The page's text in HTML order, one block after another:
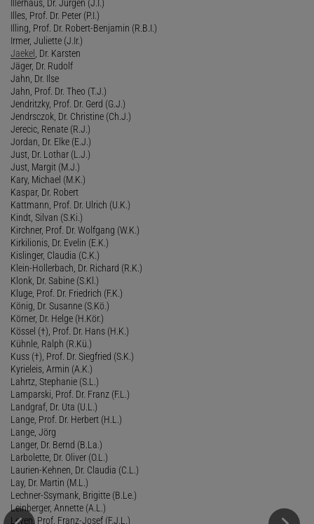
Illerhaus, Dr. Jürgen (J.I.)
Illes, Prof. Dr. Peter (P.I.)
Illing, Prof. Dr. Robert-Benjamin (R.B.I.)
Irmer, Juliette (J.Ir.)
Jaekel , Dr. Karsten
Jäger, Dr. Rudolf
Jahn, Dr. Ilse
Jahn, Prof. Dr. Theo (T.J.)
Jendritzky, Prof. Dr. Gerd (G.J.)
Jendrsczok, Dr. Christine (Ch.J.)
Jerecic, Renate (R.J.)
Jordan, Dr. Elke (E.J.)
Just, Dr. Lothar (L.J.)
Just, Margit (M.J.)
Kary, Michael (M.K.)
Kaspar, Dr. Robert
Kattmann, Prof. Dr. Ulrich (U.K.)
Kindt, Silvan (S.Ki.)
Kirchner, Prof. Dr. Wolfgang (W.K.)
Kirkilionis, Dr. Evelin (E.K.)
Kislinger, Claudia (C.K.)
Klein-Hollerbach, Dr. Richard (R.K.)
Klonk, Dr. Sabine (S.Kl.)
Kluge, Prof. Dr. Friedrich (F.K.)
König, Dr. Susanne (S.Kö.)
Körner, Dr. Helge (H.Kör.)
Kössel (†), Prof. Dr. Hans (H.K.)
Kühnle, Ralph (R.Kü.)
Kuss (†), Prof. Dr. Siegfried (S.K.)
Kyrieleis, Armin (A.K.)
Lahrtz, Stephanie (S.L.)
Lamparski, Prof. Dr. Franz (F.L.)
Landgraf, Dr. Uta (U.L.)
Lange, Prof. Dr. Herbert (H.L.)
Lange, Jörg
Langer, Dr. Bernd (B.La.)
Larbolette, Dr. Oliver (O.L.)
Laurien-Kehnen, Dr. Claudia (C.L.)
Lay, Dr. Martin (M.L.)
Lechner-Ssymank, Brigitte (B.Le.)
Leinberger, Annette (A.L.)
Leven, Prof. Franz-Josef (F.J.L.)